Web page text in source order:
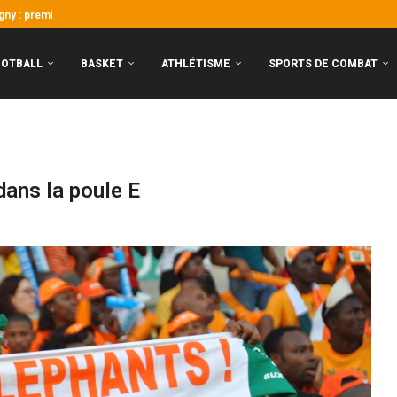
!
nécessaires pour rêver...
et Kader Keita...
BASKET ATHLÉTISME SPORTS DE COMBAT
la poule E